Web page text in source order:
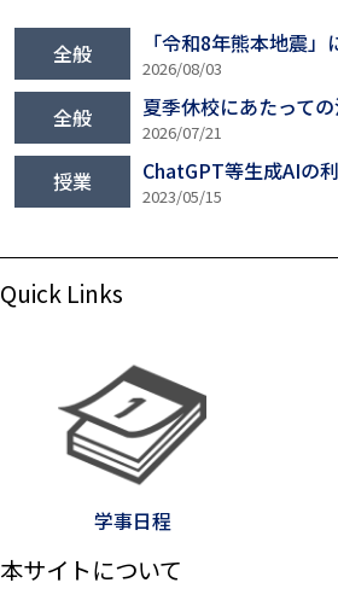
全般 「令和8年熊本地震
2026/08/03
全般 夏季休校にあたって
2026/07/21
授業 ChatGPT等生成AIの
2023/05/15
Quick Links
学事日程
本サイトについて